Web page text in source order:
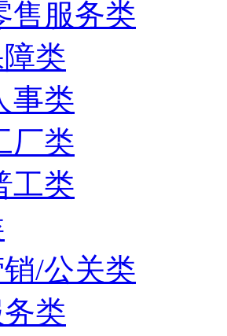
售服务类
类
事类
厂类
工类
/公关类
类